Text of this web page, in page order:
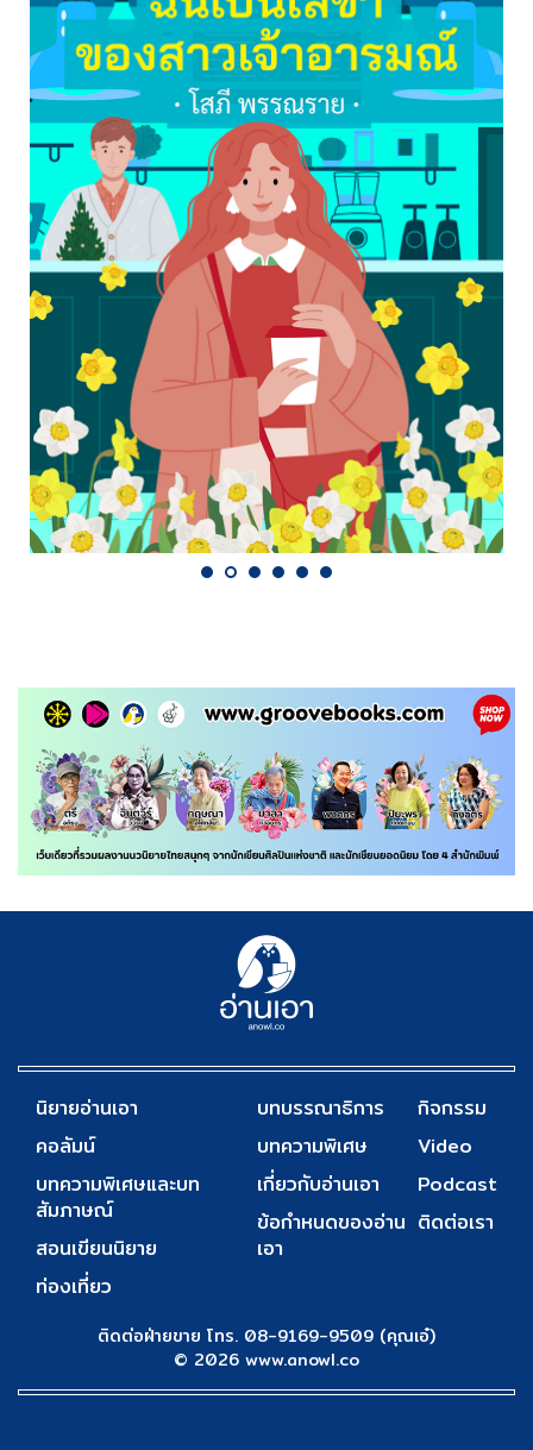
นิยายอ่านเอา
คอลัมน์
บทความพิเศษและบท
สัมภาษณ์
สอนเขียนนิยาย
ท่องเที่ยว
บทบรรณาธิการ
บทความพิเศษ
เกี่ยวกับอ่านเอา
ข้อกำหนดของอ่าน
เอา
กิจกรรม
Video
Podcast
ติดต่อเรา
ติดต่อฝ่ายขาย โทร. 08-9169-9509 (คุณเอ๋)
© 2026 www.anowl.co